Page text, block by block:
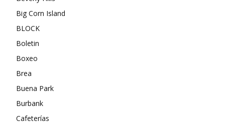
Big Corn Island
BLOCK
Boletin
Boxeo
Brea
Buena Park
Burbank
Cafeterías